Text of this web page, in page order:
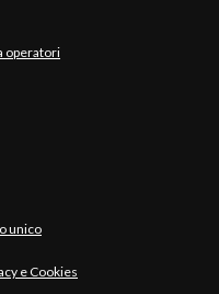
operatori
unico
e Cookies